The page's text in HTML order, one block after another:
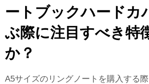
ートブックハードカ
ぶ際に注目すべき特
か？
A5サイズのリングノートを購入する